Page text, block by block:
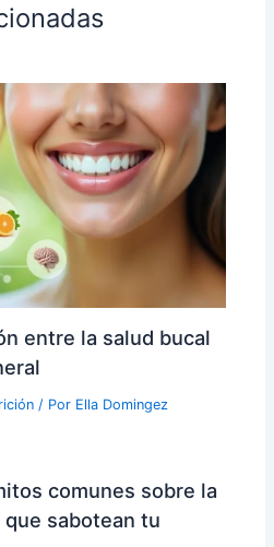
entre la salud bucal
/ Por Ella Domingez
comunes sobre la
sabotean tu